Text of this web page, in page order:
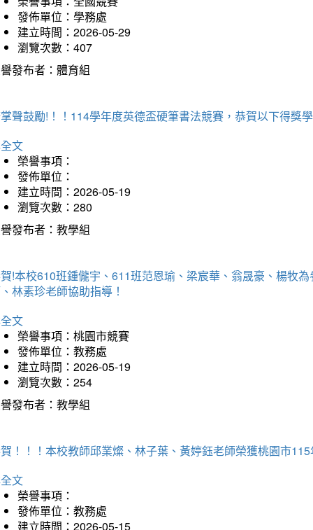
發佈單位：學務處
建立時間：2026-05-29
瀏覽次數：407
發布者：體育組
聲鼓勵!！！114學年度英德盃硬筆書法競賽，恭賀以下得獎
文
榮譽事項：
發佈單位：
建立時間：2026-05-19
瀏覽次數：280
發布者：教學組
!本校610班鍾儱宇、611班范恩瑜、梁宸華、翁晟豪、楊牧
林素珍老師協助指導！
文
榮譽事項：桃園市競賽
發佈單位：教務處
建立時間：2026-05-19
瀏覽次數：254
發布者：教學組
！！！本校教師邱業燦、林子葉、黃婷鈺老師榮獲桃園市
文
榮譽事項：
發佈單位：教務處
建立時間：2026-05-15